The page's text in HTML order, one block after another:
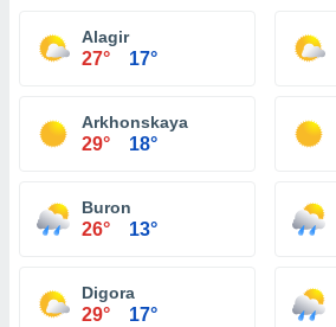
Alagir
27° 17°
Arkhonskaya
29° 18°
Buron
26° 13°
Digora
29° 17°